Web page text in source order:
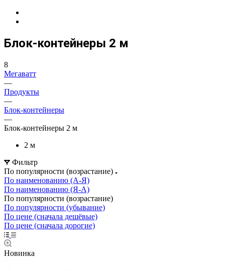
Блок-контейнеры 2 м
8
Мегаватт
—
Продукты
—
Блок-контейнеры
—
Блок-контейнеры 2 м
2 м
Фильтр
По популярности (возрастание)
По наименованию (А-Я)
По наименованию (Я-А)
По популярности (возрастание)
По популярности (убывание)
По цене (сначала дешёвые)
По цене (сначала дорогие)
Новинка